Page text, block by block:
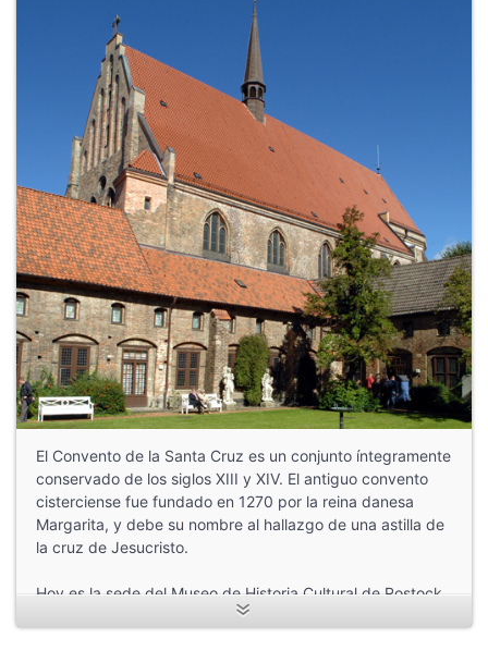
El Convento de la Santa Cruz es un conjunto íntegramente
conservado de los siglos XIII y XIV. El antiguo convento
cisterciense fue fundado en 1270 por la reina danesa
Margarita, y debe su nombre al hallazgo de una astilla de
la cruz de Jesucristo.
Hoy es la sede del Museo de Historia Cultural de Rostock,
que conserva una extensa colección de arte e historia